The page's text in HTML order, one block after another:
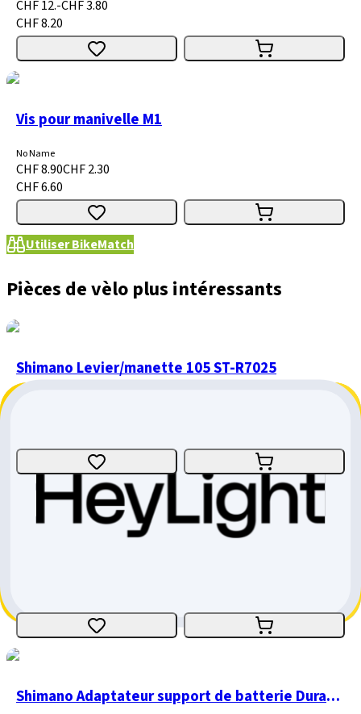
CHF 12.-CHF 3.80
CHF 8.20
Vis pour manivelle M1
No Name
CHF 8.90CHF 2.30
CHF 6.60
Utiliser BikeMatch
Pièces de vèlo plus intéressants
Shimano Levier/manette 105 ST-R7025
Shimano Protège-rayons CP-FH76B 32t 32-34d
Shimano Adaptateur support de batterie Dura-Ace Di2 SM-BA01 box